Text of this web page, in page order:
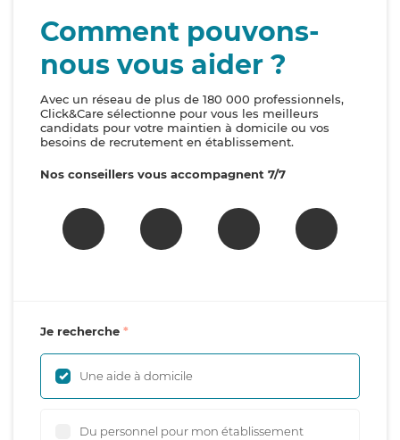
Comment pouvons-
nous vous aider ?
Avec un réseau de plus de 180 000 professionnels,
Click&Care sélectionne pour vous les meilleurs
candidats pour votre maintien à domicile ou vos
besoins de recrutement en établissement.
Nos conseillers vous accompagnent 7/7
Je recherche
Une aide à domicile
Du personnel pour mon établissement